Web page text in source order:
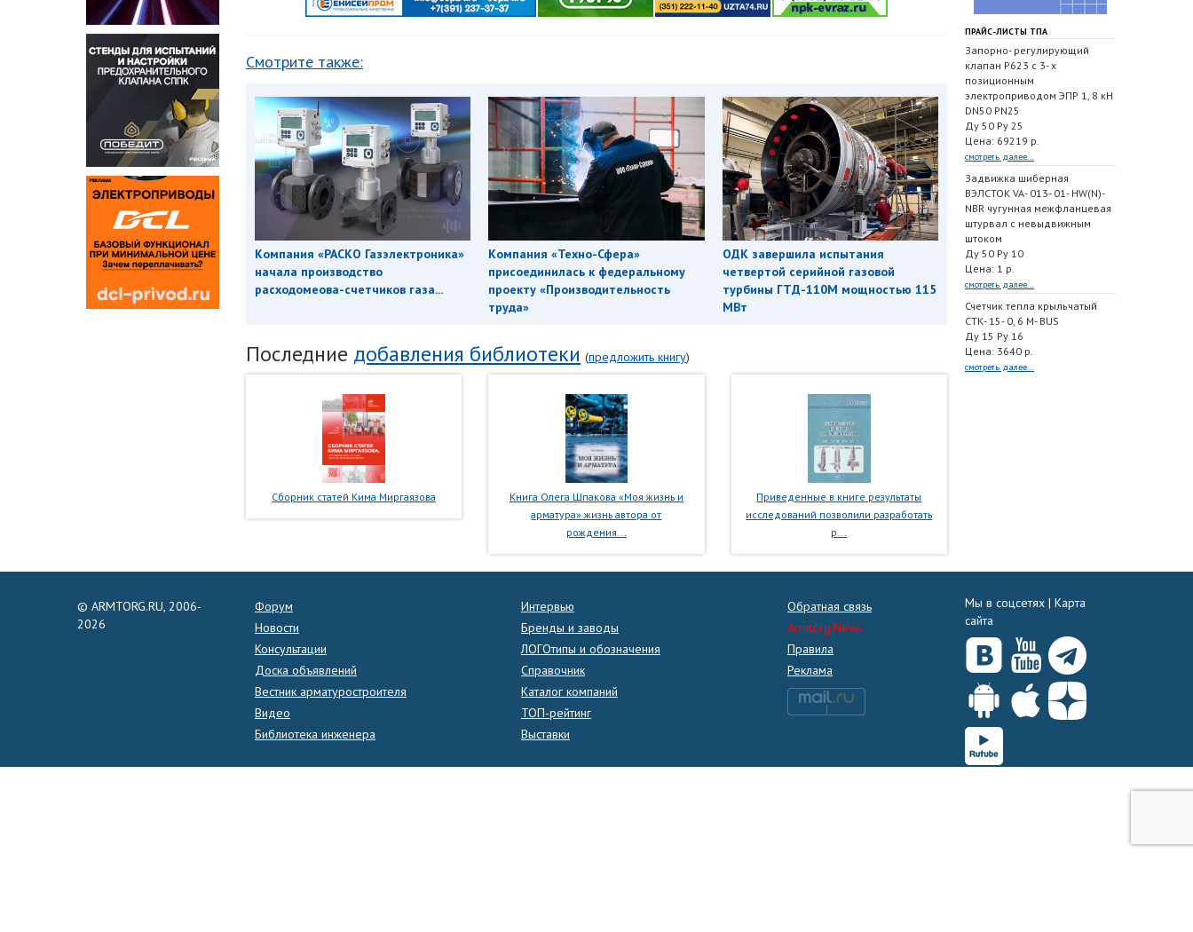
Смотрите также:
Компания «РАСКО Газэлектроника»
начала производство
расходомеова-счетчиков газа...
Компания «Техно-Сфера»
присоединилась к федеральному
проекту «Производительность
труда»
ОДК завершила испытания
четвертой серийной газовой
турбины ГТД-110М мощностью 115
МВт
Последние добавления библиотеки (предложить книгу)
Сборник статей Кима Миргаязова
Книга Олега Шпакова «Моя жизнь и
арматура» жизнь автора от
рождения...
Приведенные в книге результаты
исследований позволили разработать
р...
ПРАЙС-ЛИСТЫ ТПА
Запорно- регулирующий
клапан Р623 с 3- х
позиционным
электроприводом ЭПР 1, 8 кН
DN50 PN25
Ду 50 Ру 25
Цена: 69219 р.
смотреть далее...
Задвижка шиберная
ВЭЛСТОК VA- 013- 01- HW(N)-
NBR чугунная межфланцевая
штурвал с невыдвижным
штоком
Ду 50 Ру 10
Цена: 1 р.
смотреть далее...
Счетчик тепла крыльчатый
СТК- 15- 0, 6 M- BUS
Ду 15 Ру 16
Цена: 3640 р.
смотреть далее...
© ARMTORG.RU, 2006-
2026
Форум
Новости
Консультации
Доска объявлений
Вестник арматуростроителя
Видео
Библиотека инженера
Интервью
Бренды и заводы
ЛОГОтипы и обозначения
Справочник
Каталог компаний
ТОП-рейтинг
Выставки
Обратная связь
Armtorg.News
Правила
Реклама
Мы в соцсетях | Карта
сайта